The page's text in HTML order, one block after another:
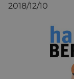
2018/12/10